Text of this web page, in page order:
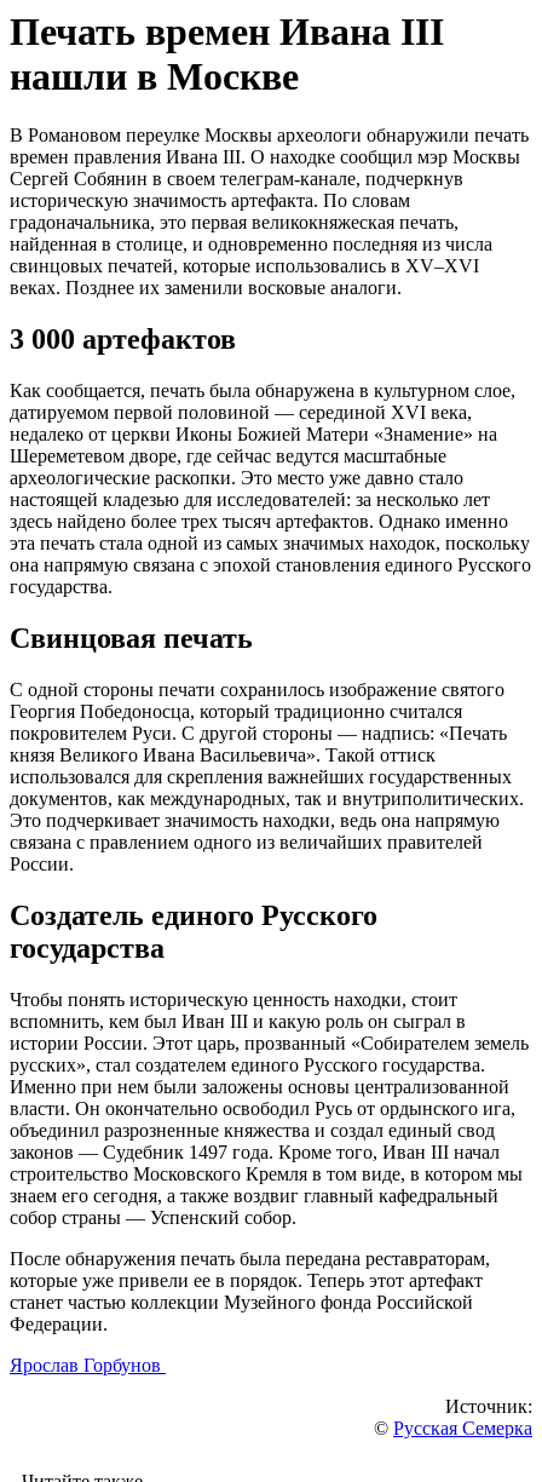
Печать времен Ивана III
нашли в Москве
В Романовом переулке Москвы археологи обнаружили печать
времен правления Ивана III. О находке сообщил мэр Москвы
Сергей Собянин в своем телеграм-канале, подчеркнув
историческую значимость артефакта. По словам
градоначальника, это первая великокняжеская печать,
найденная в столице, и одновременно последняя из числа
свинцовых печатей, которые использовались в XV–XVI
веках. Позднее их заменили восковые аналоги.
3 000 артефактов
Как сообщается, печать была обнаружена в культурном слое,
датируемом первой половиной — серединой XVI века,
недалеко от церкви Иконы Божией Матери «Знамение» на
Шереметевом дворе, где сейчас ведутся масштабные
археологические раскопки. Это место уже давно стало
настоящей кладезью для исследователей: за несколько лет
здесь найдено более трех тысяч артефактов. Однако именно
эта печать стала одной из самых значимых находок, поскольку
она напрямую связана с эпохой становления единого Русского
государства.
Свинцовая печать
С одной стороны печати сохранилось изображение святого
Георгия Победоносца, который традиционно считался
покровителем Руси. С другой стороны — надпись: «Печать
князя Великого Ивана Васильевича». Такой оттиск
использовался для скрепления важнейших государственных
документов, как международных, так и внутриполитических.
Это подчеркивает значимость находки, ведь она напрямую
связана с правлением одного из величайших правителей
России.
Создатель единого Русского
государства
Чтобы понять историческую ценность находки, стоит
вспомнить, кем был Иван III и какую роль он сыграл в
истории России. Этот царь, прозванный «Собирателем земель
русских», стал создателем единого Русского государства.
Именно при нем были заложены основы централизованной
власти. Он окончательно освободил Русь от ордынского ига,
объединил разрозненные княжества и создал единый свод
законов — Судебник 1497 года. Кроме того, Иван III начал
строительство Московского Кремля в том виде, в котором мы
знаем его сегодня, а также воздвиг главный кафедральный
собор страны — Успенский собор.
После обнаружения печать была передана реставраторам,
которые уже привели ее в порядок. Теперь этот артефакт
станет частью коллекции Музейного фонда Российской
Федерации.
Ярослав Горбунов
Источник:
© Русская Семерка